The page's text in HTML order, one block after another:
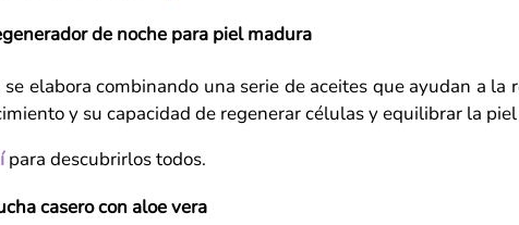
de noche para piel madura
se elabora combinando una serie de aceites que ayudan a
y su capacidad de regenerar células y equilibrar la
para descubrirlos todos.
casero con aloe vera